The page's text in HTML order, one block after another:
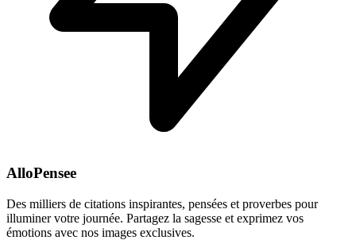
AlloPensee
Des milliers de citations inspirantes, pensées et proverbes pour
illuminer votre journée. Partagez la sagesse et exprimez vos
émotions avec nos images exclusives.